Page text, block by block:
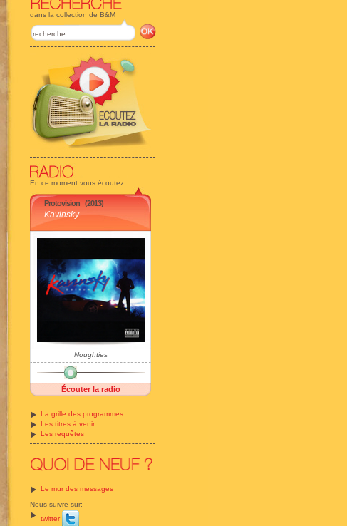
dans la collection de B&M
En ce moment vous écoutez :
Protovision (2013)
Kavinsky
Noughties
Écouter la radio
La grille des programmes
Les titres à venir
Les requêtes
Le mur des messages
Nous suivre sur:
twitter